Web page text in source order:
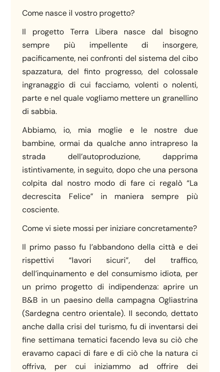
Come nasce il vostro progetto?
Il progetto Terra Libera nasce dal bisogno
sempre più impellente di insorgere,
pacificamente, nei confronti del sistema del cibo
spazzatura, del finto progresso, del colossale
ingranaggio di cui facciamo, volenti o nolenti,
parte e nel quale vogliamo mettere un granellino
di sabbia.
Abbiamo, io, mia moglie e le nostre due
bambine, ormai da qualche anno intrapreso la
strada dell’autoproduzione, dapprima
istintivamente, in seguito, dopo che una persona
colpita dal nostro modo di fare ci regalò “La
decrescita Felice” in maniera sempre più
cosciente.
Come vi siete mossi per iniziare concretamente?
Il primo passo fu l’abbandono della città e dei
rispettivi “lavori sicuri”, del traffico,
dell’inquinamento e del consumismo idiota, per
un primo progetto di indipendenza: aprire un
B&B in un paesino della campagna Ogliastrina
(Sardegna centro orientale). Il secondo, dettato
anche dalla crisi del turismo, fu di inventarsi dei
fine settimana tematici facendo leva su ciò che
eravamo capaci di fare e di ciò che la natura ci
offriva, per cui iniziammo ad offrire dei